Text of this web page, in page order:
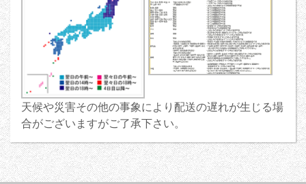
天候や災害その他の事象により配送の遅れが生じる場
合がございますがご了承下さい。